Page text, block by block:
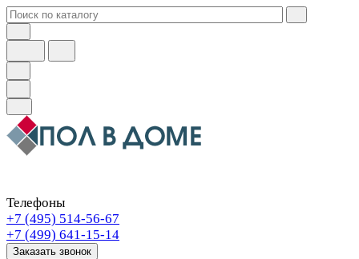
Телефоны
+7 (495) 514-56-67
+7 (499) 641-15-14
Заказать звонок